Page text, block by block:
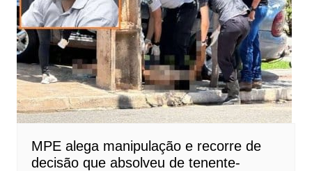
MPE alega manipulação e recorre de
decisão que absolveu de tenente-